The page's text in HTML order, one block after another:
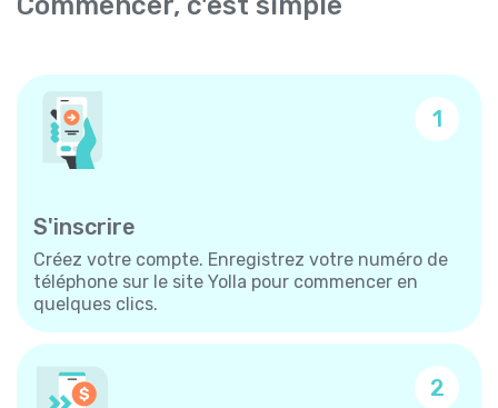
1
S'inscrire
Créez votre compte. Enregistrez votre numéro de
téléphone sur le site Yolla pour commencer en
quelques clics.
2